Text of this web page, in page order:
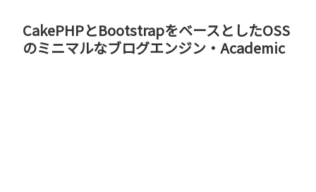
CakePHPとBootstrapをベースとしたOSS
のミニマルなブログエンジン・Academic